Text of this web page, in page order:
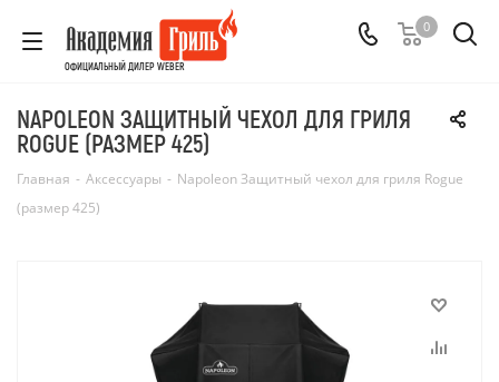
ОФИЦИАЛЬНЫЙ ДИЛЕР WEBER
0
NAPOLEON ЗАЩИТНЫЙ ЧЕХОЛ ДЛЯ ГРИЛЯ
ROGUE (РАЗМЕР 425)
Главная - Аксессуары - Napoleon Защитный чехол для гриля Rogue
(размер 425)